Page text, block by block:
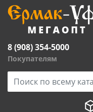
8 (908) 354-5000
Покупателям